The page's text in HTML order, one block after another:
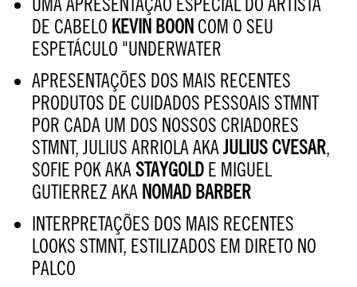
DE CABELO KEVIN BOON COM O SEU
ESPETÁCULO "UNDERWATER
APRESENTAÇÕES DOS MAIS RECENTES
PRODUTOS DE CUIDADOS PESSOAIS STMNT
POR CADA UM DOS NOSSOS CRIADORES
STMNT, JULIUS ARRIOLA AKAJULIUS CVESAR,
SOFIE POK AKA STAYGOLD E MIGUEL
GUTIERREZ AKA NOMAD BARBER
INTERPRETAÇÕES DOS MAIS RECENTES
LOOKS STMNT, ESTILIZADOS EM DIRETO NO
PALCO